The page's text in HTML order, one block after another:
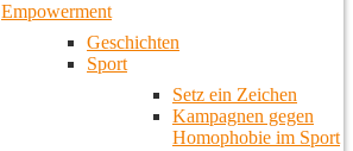
Empowerment
Geschichten
Sport
Setz ein Zeichen
Kampagnen gegen
Homophobie im Sport